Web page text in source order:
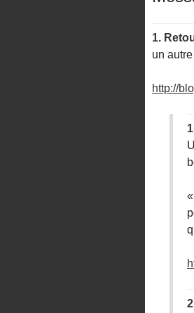
1.
un
http://